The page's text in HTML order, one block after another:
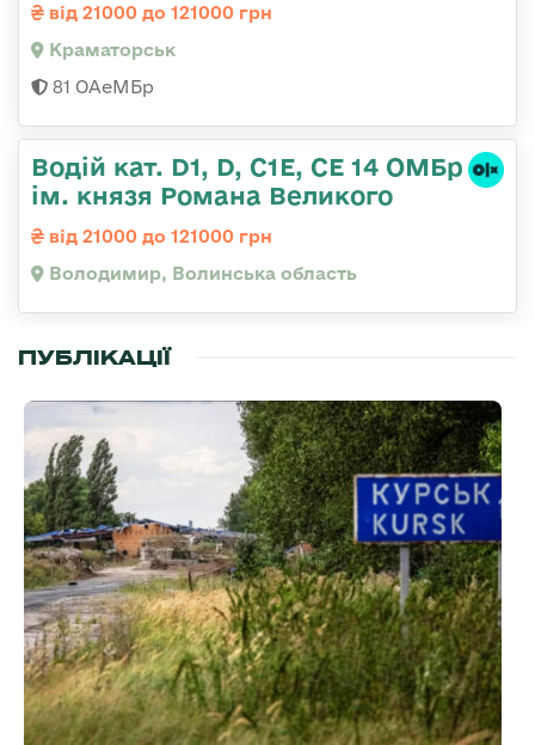
від 21000 до 121000 грн
Краматорськ
81 ОАеМБр
Водій кат. D1, D, C1E, CE 14 ОМБр
ім. князя Романа Великого
від 21000 до 121000 грн
Володимир, Волинська область
ПУБЛІКАЦІЇ